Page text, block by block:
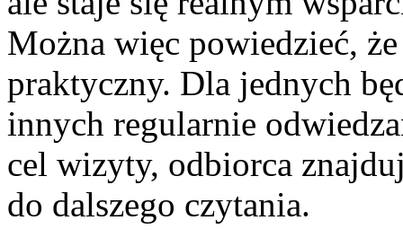
Można więc powiedzieć,
praktyczny. Dla jednych
innych regularnie
cel wizyty, odbiorca
do dalszego czytania.